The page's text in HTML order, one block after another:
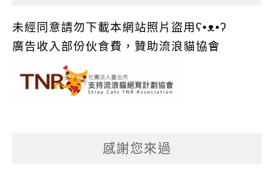
未經同意請勿下載本網站照片盜用ʕ•ᴥ•ʔ
廣告收入部份伙食費，贊助流浪貓協會
感謝您來過